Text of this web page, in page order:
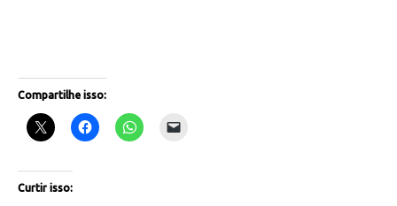
Compartilhe isso:
Curtir isso: